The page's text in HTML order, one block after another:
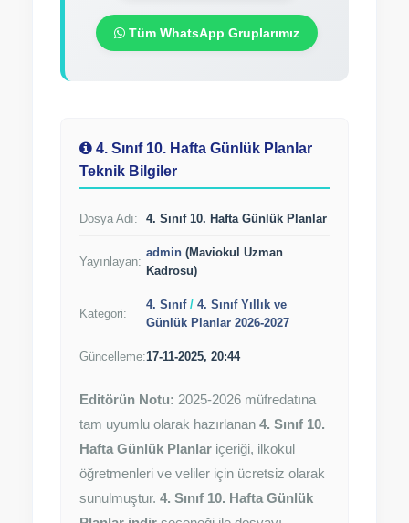
Tüm WhatsApp Gruplarımız
4. Sınıf 10. Hafta Günlük Planlar
Teknik Bilgiler
Dosya Adı:
Yayınlayan:
(Maviokul Uzman
Kadrosu)
Kategori:
17-11-2025, 20:44
Editörün Notu: 2025-2026 müfredatına
tam uyumlu olarak hazırlanan 4. Sınıf 10.
Hafta Günlük Planlar içeriği, ilkokul
öğretmenleri ve veliler için ücretsiz olarak
sunulmuştur. 4. Sınıf 10. Hafta Günlük